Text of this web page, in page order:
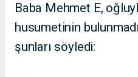
Baba Mehmet E,
husumetinin
şunları söyledi: